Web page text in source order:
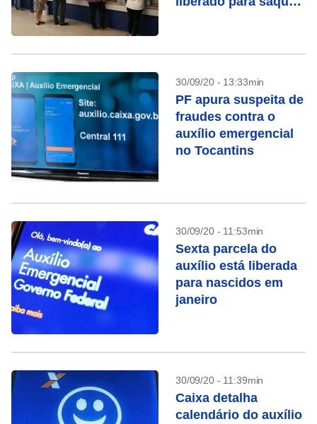
30/09/20 - 13:33min
PF apura suspeita de
fraudes contra o
auxílio emergencial
no Tocantins
30/09/20 - 11:53min
Sexta parcela do
auxílio está liberada
para nascidos em
janeiro
30/09/20 - 11:39min
Caixa detalha
calendário do auxílio